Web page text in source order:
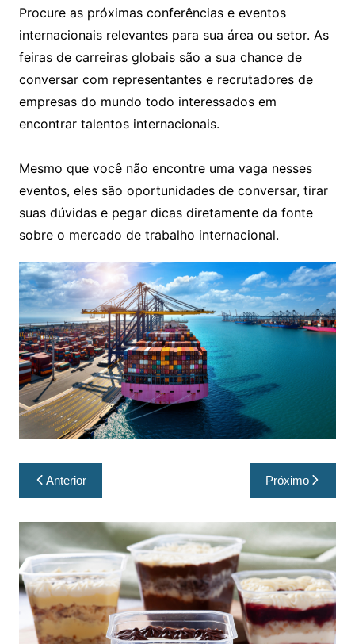
Procure as próximas conferências e eventos
internacionais relevantes para sua área ou setor. As
feiras de carreiras globais são a sua chance de
conversar com representantes e recrutadores de
empresas do mundo todo interessados em
encontrar talentos internacionais.
Mesmo que você não encontre uma vaga nesses
eventos, eles são oportunidades de conversar, tirar
suas dúvidas e pegar dicas diretamente da fonte
sobre o mercado de trabalho internacional.
Anterior Próximo